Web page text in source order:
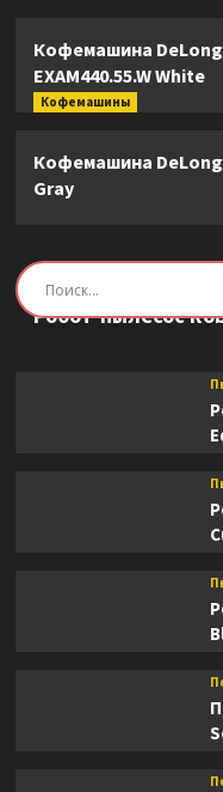
Кофемашина
EXAM440.55.W White
Кофемашины
Кофемашина
Gray
Пылесосы
Робот-пылесос